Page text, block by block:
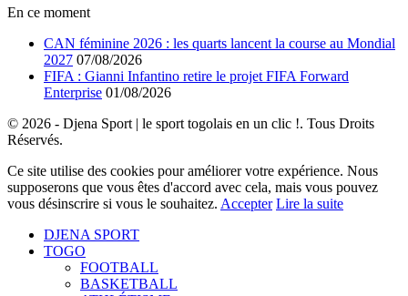
En ce moment
CAN féminine 2026 : les quarts lancent la course au Mondial
2027 07/08/2026
FIFA : Gianni Infantino retire le projet FIFA Forward
Enterprise 01/08/2026
© 2026 - Djena Sport | le sport togolais en un clic !. Tous Droits
Réservés.
Ce site utilise des cookies pour améliorer votre expérience. Nous
supposerons que vous êtes d'accord avec cela, mais vous pouvez
vous désinscrire si vous le souhaitez. Accepter Lire la suite
DJENA SPORT
TOGO
FOOTBALL
BASKETBALL